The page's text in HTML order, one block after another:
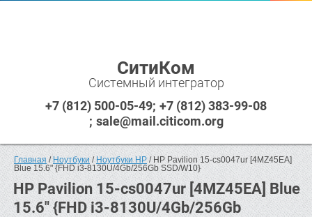
СитиКом
Системный интегратор
+7 (812) 500-05-49 +7 (812) 383-99-08
sale@mail.citicom.org
Главная / Ноутбуки / Ноутбуки HP / HP Pavilion 15-cs0047ur [4MZ45EA]
Blue 15.6" {FHD i3-8130U/4Gb/256Gb SSD/W10}
HP Pavilion 15-cs0047ur [4MZ45EA] Blue
15.6" {FHD i3-8130U/4Gb/256Gb